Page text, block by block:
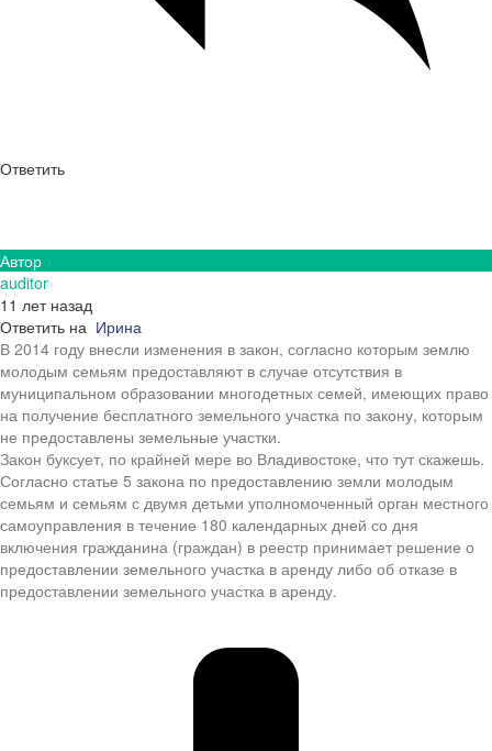
Ответить
Автор
auditor
11 лет назад
Ответить на Ирина
В 2014 году внесли изменения в закон, согласно которым землю
молодым семьям предоставляют в случае отсутствия в
муниципальном образовании многодетных семей, имеющих право
на получение бесплатного земельного участка по закону, которым
не предоставлены земельные участки.
Закон буксует, по крайней мере во Владивостоке, что тут скажешь.
Согласно статье 5 закона по предоставлению земли молодым
семьям и семьям с двумя детьми уполномоченный орган местного
самоуправления в течение 180 календарных дней со дня
включения гражданина (граждан) в реестр принимает решение о
предоставлении земельного участка в аренду либо об отказе в
предоставлении земельного участка в аренду.